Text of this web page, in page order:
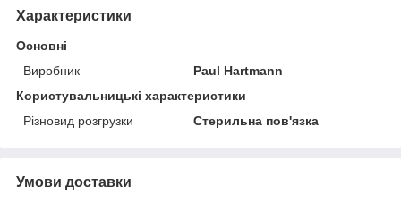
Характеристики
Основні
Виробник
Paul Hartmann
Користувальницькі характеристики
Різновид розгрузки
Стерильна пов'язка
Умови доставки